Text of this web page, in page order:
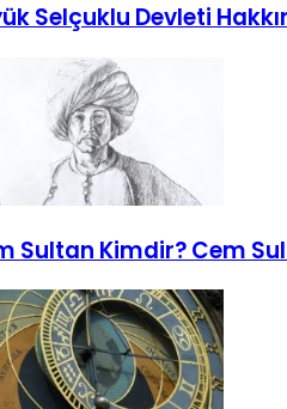
Selçuklu Devleti
Sultan Kimdir? Cem